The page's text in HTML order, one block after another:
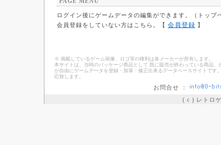
ログイン後にゲームデータの編集ができます。（トッ
会員登録をしていない方はこちら。【 会員登録 】
※ 掲載しているゲーム画像、ロゴ等の権利は各メーカーが所有します。
本サイトは、当時のパッケージ商品として 既に販売が終わっている商品
が自由にゲームデータを登録・加筆・修正出来るデータベースサイトで
応致します。
お問合せ ：
( c ) レトロ